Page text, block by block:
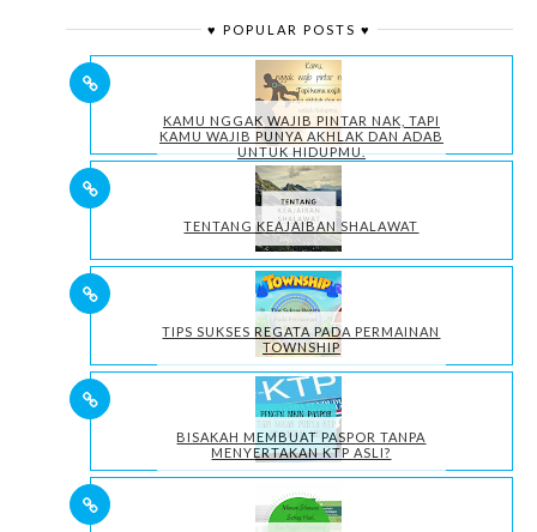
♥ POPULAR POSTS ♥
KAMU NGGAK WAJIB PINTAR NAK, TAPI
KAMU WAJIB PUNYA AKHLAK DAN ADAB
UNTUK HIDUPMU.
TENTANG KEAJAIBAN SHALAWAT
TIPS SUKSES REGATA PADA PERMAINAN
TOWNSHIP
BISAKAH MEMBUAT PASPOR TANPA
MENYERTAKAN KTP ASLI?